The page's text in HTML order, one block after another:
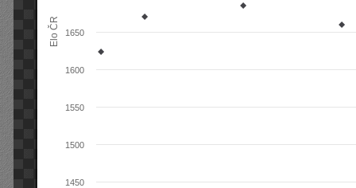
Elo ČR
1450
1500
1550
1600
1650